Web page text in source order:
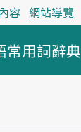
容 網站導覽
常用詞辭典